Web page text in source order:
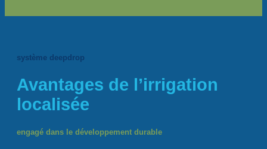
système deepdrop
Avantages de l’irrigation
localisée
engagé dans le développement durable